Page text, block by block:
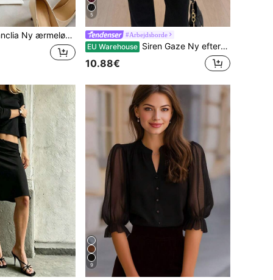
af kinesisk Cheongsam, standkrave, knapdekoration, asymmetrisk taljedesign, alsidig forårs-/sommerbluse til kvinder
5
#Arbejdsborde
EU Warehouse Siren Gaze Ny efterårs- og vinterskjorte med lange ærmer og talje, marineblå, moderigtig pendlerskjorte i gammeldags stil til kvinder, efterår, efterårstøj til kvinder, elegant forår
10.88€
9